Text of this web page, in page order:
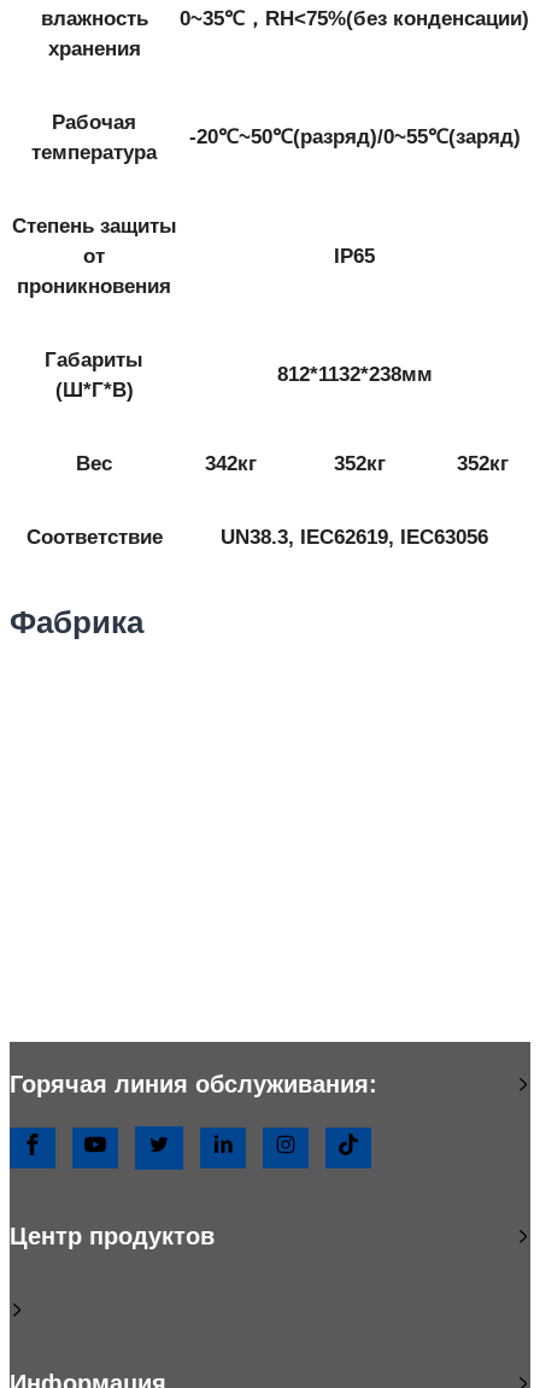
влажность
хранения
0~35℃，RH<75%(без конденсации)
Рабочая
температура
-20℃~50℃(разряд)/0~55℃(заряд)
Степень защиты
от
проникновения
IP65
Габариты
(Ш*Г*В)
812*1132*238мм
Вес 342кг 352кг 352кг
Соответствие UN38.3, IEC62619, IEC63056
Фабрика
Горячая линия обслуживания:
Центр продуктов